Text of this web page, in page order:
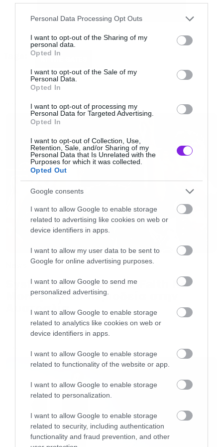
Please note that this website/app uses one or more Google
not limited to your visit or usage behaviour. You may click to
grant or deny consent to Google and its third-party tags to
use your data for below specified purposes in below Google
consent section.
Personal Data Processing Opt Outs
I want to opt-out of the Sharing of my
personal data.
Opted In
I want to opt-out of the Sale of my
Personal Data.
Opted In
I want to opt-out of processing my
Personal Data for Targeted Advertising.
Opted In
I want to opt-out of Collection, Use,
Retention, Sale, and/or Sharing of my
Personal Data that Is Unrelated with the
Purposes for which it was collected.
Opted Out
Google consents
I want to allow Google to enable storage
related to advertising like cookies on web or
device identifiers in apps.
I want to allow my user data to be sent to
Google for online advertising purposes.
I want to allow Google to send me
personalized advertising.
I want to allow Google to enable storage
related to analytics like cookies on web or
device identifiers in apps.
I want to allow Google to enable storage
related to functionality of the website or app.
I want to allow Google to enable storage
related to personalization.
I want to allow Google to enable storage
related to security, including authentication
functionality and fraud prevention, and other
Ο τίτλος του άλμπουμ θα είναι At War With
Reality και η μπάντα το περιγράφει ως μία μίξη
του πρώιμου στυλ τους, με αυτό του Slaughter
of the Soul.
Η ανακοίνωση του συγκροτήματος:
Λοιπόν, εδώ είμαστε, σχεδόν 24 χρόνια μετά
την γέννηση των At The gates και περίπου 18
χρόνια μετά το τελευταίο μας άλμπουμ,
Slaughter of the Soul. Πολλά χρόνια έχουν
περάσει από τότε ενώ την τελευταία διετία
είχαμε κάνει κάποια reunion shows που μας
Γιατί ετοιμάζουμε καινούργιο άλμπουμ και γιατί
τώρα θα ρωτήσετε. Αυτό που μάθαμε τα
τελευταία χρόνια είναι ότι μας αρέσει πολύ να
βρισκόμαστε και να παίζουμε μαζί. Μας αρέσει
να παίζουμε μουσική και μας αρέσει η παρέα
γραφούμε συνεχώς καινούργια πράγματα. Είναι
μέρος του ποιοι είμαστε.
Ξέρουμε πολύ καλά ότι έχουμε κάνει κατά
καιρούς κάποιες εμφατικές δηλώσεις σε
συνεντεύξεις μας, αλλά τα πράγματα αλλάζουν,
System of a Down και Faith No
More μαζί σε περιοδεία στην
Αυστραλία